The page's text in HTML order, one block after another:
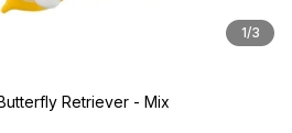
1/3
Retriever - Mix